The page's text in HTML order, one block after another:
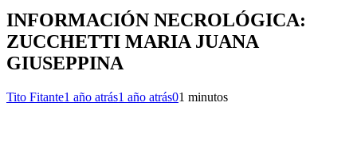
INFORMACIÓN NECROLÓGICA:
ZUCCHETTI MARIA JUANA
GIUSEPPINA
Tito Fitante1 año atrás1 año atrás01 minutos